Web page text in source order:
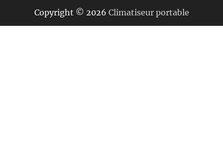
Copyright © 2026 Climatiseur portable